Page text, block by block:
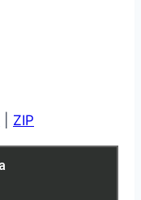
ZIP